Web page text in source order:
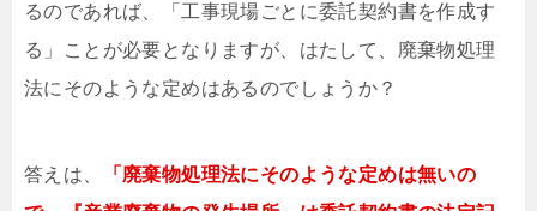
るのであれば、「工事現場ごとに委託契約書を作成す
る」ことが必要となりますが、はたして、廃棄物処理
法にそのような定めはあるのでしょうか？
答えは、
「廃棄物処理法にそのような定めは無いの